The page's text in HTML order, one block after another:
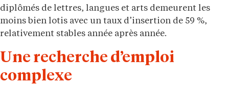
diplômés de lettres, langues et arts demeurent les
moins bien lotis avec un taux d’insertion de 59 %,
relativement stables année après année.
Une recherche d’emploi
complexe